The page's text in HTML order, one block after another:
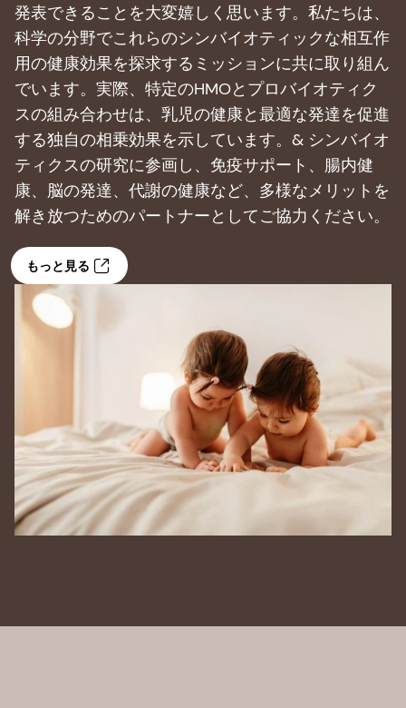
発表できることを大変嬉しく思います。私たちは、
科学の分野でこれらのシンバイオティックな相互作
用の健康効果を探求するミッションに共に取り組ん
でいます。実際、特定のHMOとプロバイオティク
スの組み合わせは、乳児の健康と最適な発達を促進
する独自の相乗効果を示しています。& シンバイオ
ティクスの研究に参画し、免疫サポート、腸内健
康、脳の発達、代謝の健康など、多様なメリットを
解き放つためのパートナーとしてご協力ください。
もっと見る